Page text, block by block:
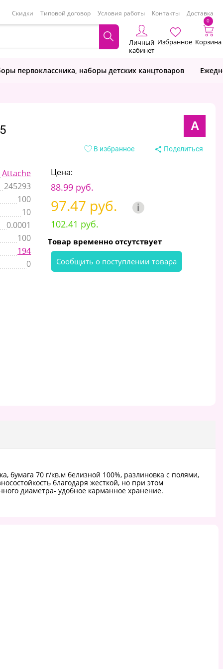
Скидки Типовой договор Условия работы Контакты Доставка
Личный
кабинет
Избранное
0
Корзина
первоклассника, наборы детских канцтоваров
A
В избранное Поделиться
Attache
245293
100
10
0.0001
100
194
0
Цена:
88.99 руб.
97.47 руб. i
102.41 руб.
Товар временно отсутствует
Cообщить о поступлении товара
бумага 70 г/кв.м белизной 100%, разлиновка с полями,
благодаря жесткой, но при этом
диаметра- удобное карманное хранение.